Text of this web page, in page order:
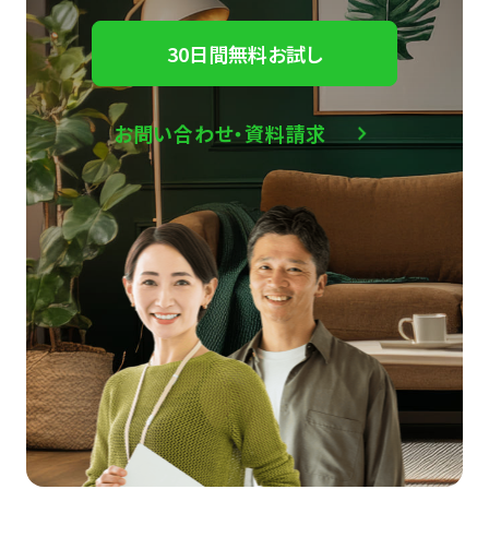
30日間無料お試し
お問い合わせ・資料請求